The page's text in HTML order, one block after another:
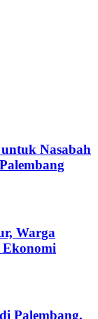
Nasabah
Warga
Ekonomi
Palembang,